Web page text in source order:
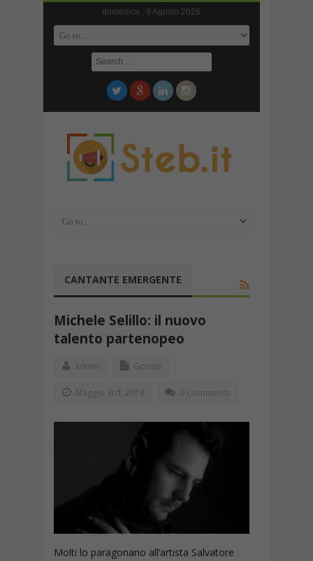
domenica , 9 Agosto 2026
CANTANTE EMERGENTE
Michele Selillo: il nuovo
talento partenopeo
admin Gossip
Maggio 3rd, 2018 0 Comments
Molti lo paragonano all’artista Salvatore